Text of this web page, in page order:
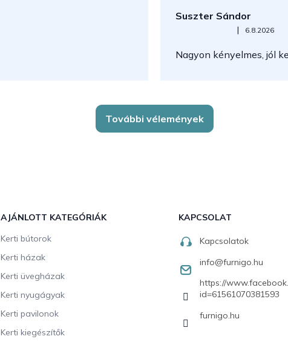
Suszter Sándor
Az áruház értékelése 5-ből
| 6.8.2026
Nagyon kényelmes, jól
További vélemények
AJÁNLOTT KATEGÓRIÁK
Kerti bútorok
Kerti házak
Kerti üvegházak
Kerti nyugágyak
Kerti pavilonok
Kerti kiegészítők
KAPCSOLAT
Kapcsolatok
info@furnigo.hu
https://
id=61561070381593
furnigo.hu